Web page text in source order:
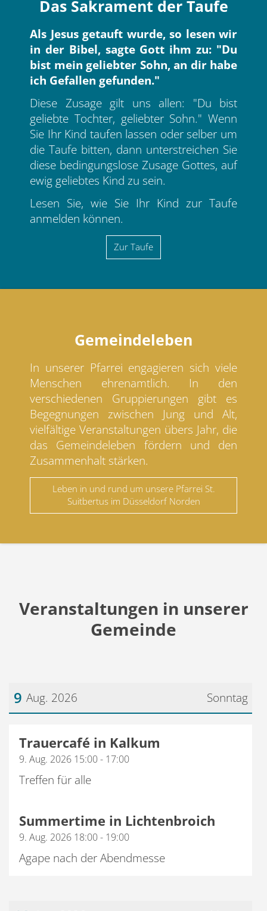
Das Sakrament der Taufe
Als Jesus getauft wurde, so lesen wir
in der Bibel, sagte Gott ihm zu: "Du
bist mein geliebter Sohn, an dir habe
ich Gefallen gefunden."
Diese Zusage gilt uns allen: "Du bist
geliebte Tochter, geliebter Sohn." Wenn
Sie Ihr Kind taufen lassen oder selber um
die Taufe bitten, dann unterstreichen Sie
diese bedingungslose Zusage Gottes, auf
ewig geliebtes Kind zu sein.
Lesen Sie, wie Sie Ihr Kind zur Taufe
anmelden können.
Zur Taufe
Gemeindeleben
In unserer Pfarrei engagieren sich viele
Menschen ehrenamtlich. In den
verschiedenen Gruppierungen gibt es
Begegnungen zwischen Jung und Alt,
vielfältige Veranstaltungen übers Jahr, die
das Gemeindeleben fördern und den
Zusammenhalt stärken.
Leben in und rund um unsere Pfarrei St.
Suitbertus im Düsseldorf Norden
Veranstaltungen in unserer
Gemeinde
Sonntag
9 Aug. 2026
Trauercafé in Kalkum
9. Aug. 2026 15:00 - 17:00
Treffen für alle
Summertime in Lichtenbroich
9. Aug. 2026 18:00 - 19:00
Agape nach der Abendmesse